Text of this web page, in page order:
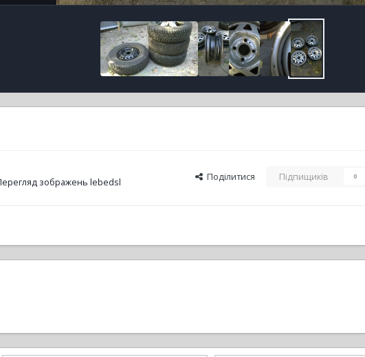
зображень lebedsl Поділитися Підпищиків 0